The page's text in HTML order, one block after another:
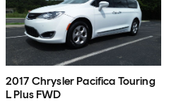
2017 Chrysler Pacifica Touring
L Plus FWD